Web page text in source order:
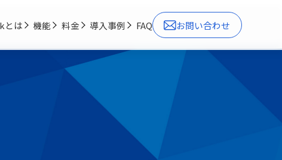
とは 機能 料金 導入事例 FAQ お問い合わせ